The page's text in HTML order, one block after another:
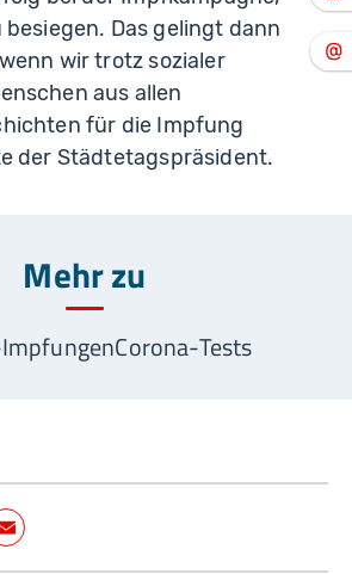
besiegen. Das gelingt dann
wir trotz sozialer
aus allen
für die Impfung
der Städtetagspräsident.
Mehr zu
Corona-Tests
E-Mail